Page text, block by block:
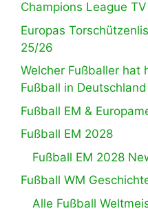
Champions League
Europas
25/26
Welcher Fußballer hat
Fußball in Deutschland
Fußball EM &
Fußball EM 2028
Fußball EM 2028
Fußball WM
Alle Fußball